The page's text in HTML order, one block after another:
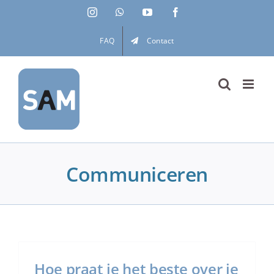
InstagramWhatsAppYouTube
FAQ Contact
Communiceren
Hoe praat je het beste over je